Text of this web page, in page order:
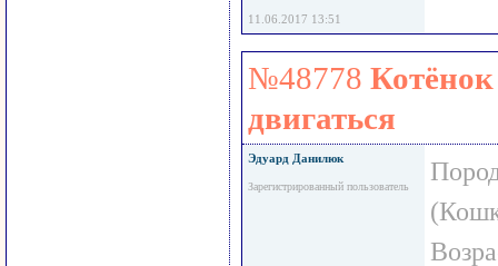
11.06.2017 13:51
№48778 Котёнок
двигаться
Эдуард Данилюк
Зарегистрированный пользователь